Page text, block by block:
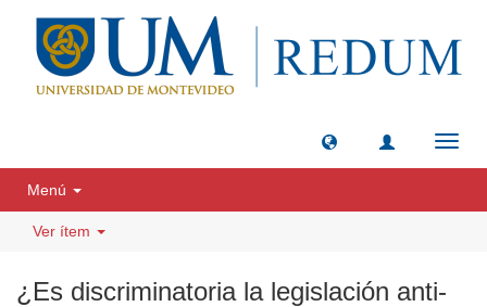
Menú
Ver ítem
¿Es discriminatoria la legislación anti-